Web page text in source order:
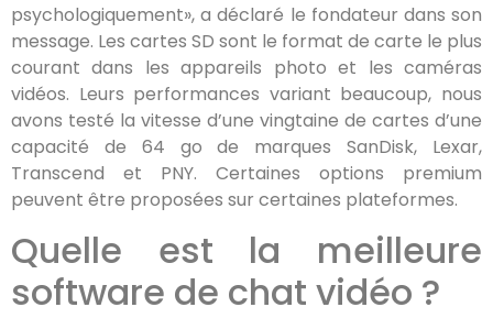
psychologiquement», a déclaré le fondateur dans son
message. Les cartes SD sont le format de carte le plus
courant dans les appareils photo et les caméras
vidéos. Leurs performances variant beaucoup, nous
avons testé la vitesse d’une vingtaine de cartes d’une
capacité de 64 go de marques SanDisk, Lexar,
Transcend et PNY. Certaines options premium
peuvent être proposées sur certaines plateformes.
Quelle est la meilleure
software de chat vidéo ?